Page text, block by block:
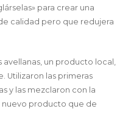
para crear una
calidad pero que redujera
un producto local,
Utilizaron las primeras
y las mezclaron con la
nuevo producto que de